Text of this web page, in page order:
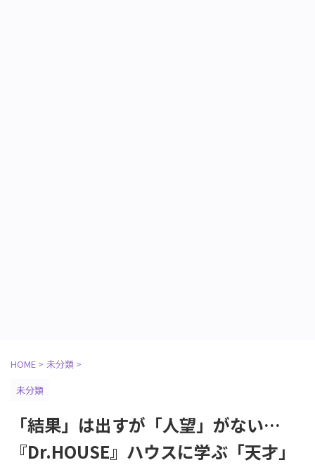
HOME > 未分類 >
未分類
「結果」は出すが「人望」がない…
『Dr.HOUSE』ハウスに学ぶ「天才」